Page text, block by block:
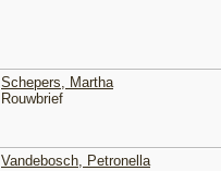
Schepers, Martha
Rouwbrief
Vandebosch, Petronella